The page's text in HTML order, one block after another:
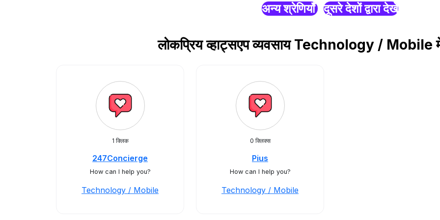
अन्य श्रेणियाँ दूसरे देशों द्वारा देखें
लोकप्रिय व्हाट्सएप व्यवसाय Technology / Mobile
1 क्लिक
247Concierge
How can I help you?
Technology / Mobile
0 क्लिक्स
Pius
How can I help you?
Technology / Mobile